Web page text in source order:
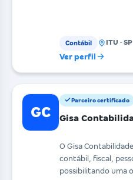
Contábil ITU · SP
Ver perfil
GC
Parceiro certificado
Gisa
O Gisa
contábil, fiscal,
possibilitando uma